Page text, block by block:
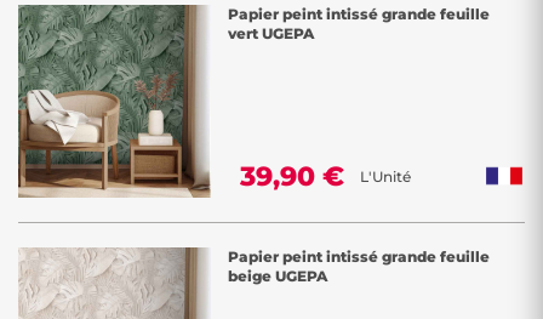
Papier peint intissé grande feuille
vert UGEPA
39,90 € L'Unité
Papier peint intissé grande feuille
beige UGEPA